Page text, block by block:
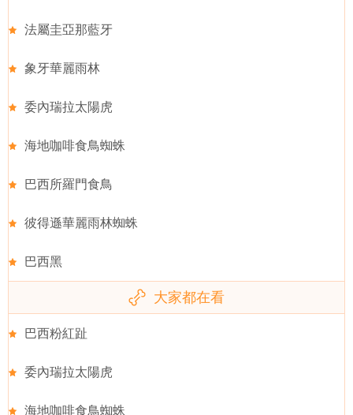
法屬圭亞那藍牙
象牙華麗雨林
委內瑞拉太陽虎
海地咖啡食鳥蜘蛛
巴西所羅門食鳥
彼得遜華麗雨林蜘蛛
巴西黑
大家都在看
巴西粉紅趾
委內瑞拉太陽虎
海地咖啡食鳥蜘蛛